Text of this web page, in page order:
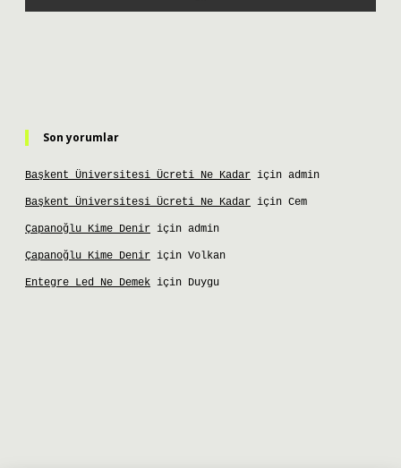
Son yorumlar
Başkent Üniversitesi Ücreti Ne Kadar için admin
Başkent Üniversitesi Ücreti Ne Kadar için Cem
Çapanoğlu Kime Denir için admin
Çapanoğlu Kime Denir için Volkan
Entegre Led Ne Demek için Duygu